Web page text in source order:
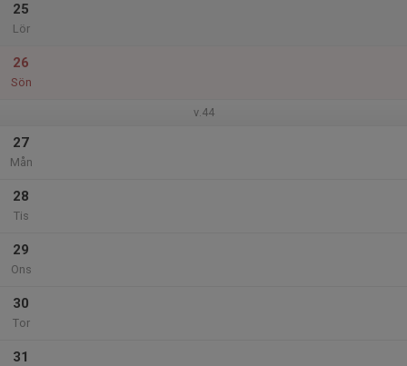
25
Lör
26
Sön
v.44
27
Mån
28
Tis
29
Ons
30
Tor
31